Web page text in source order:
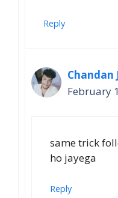
Reply
Chandan
February
same trick
ho jayega
Reply